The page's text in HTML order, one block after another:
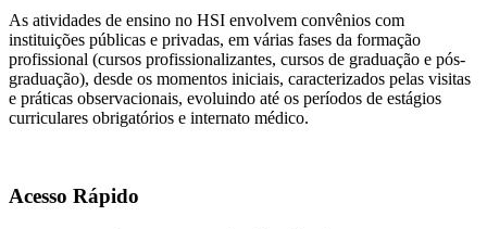
As atividades de ensino no HSI envolvem convênios com
instituições públicas e privadas, em várias fases da formação
profissional (cursos profissionalizantes, cursos de graduação e pós-
graduação), desde os momentos iniciais, caracterizados pelas visitas
e práticas observacionais, evoluindo até os períodos de estágios
curriculares obrigatórios e internato médico.
Acesso Rápido